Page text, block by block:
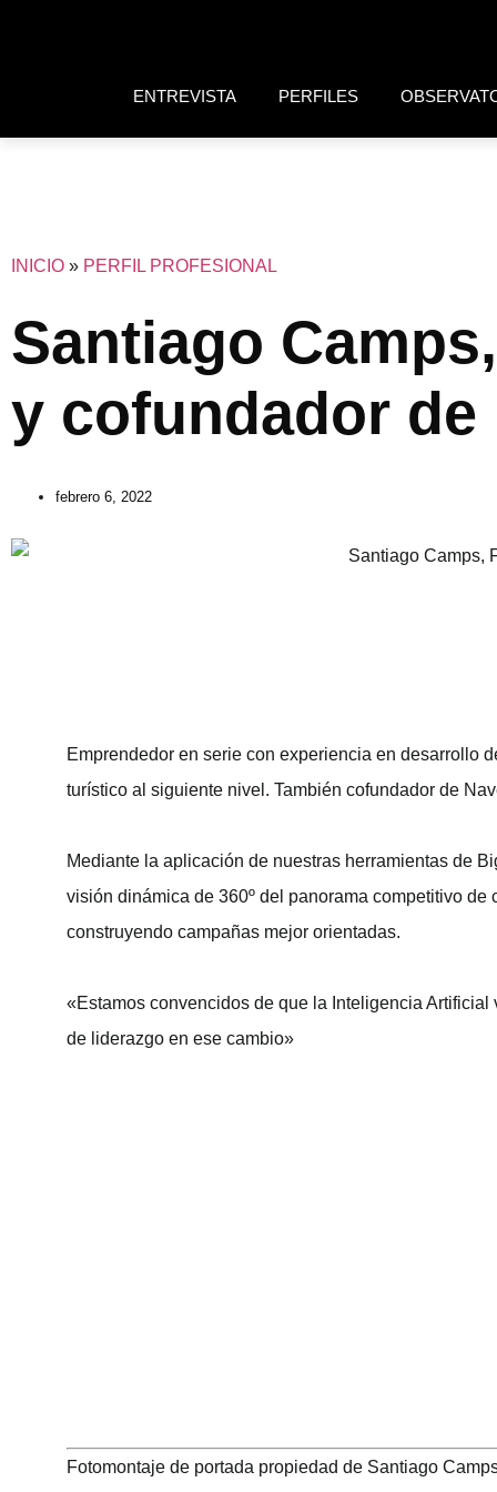
ENTREVISTA PERFILES
INICIO » PERFIL PROFESIONAL
Santiago
y cofundador de
febrero 6, 2022
Emprendedor en serie con experiencia en desarrollo
turístico al siguiente nivel. También cofundador de
Mediante la aplicación de nuestras herramientas de
visión dinámica de 360º del panorama competitivo
construyendo campañas mejor orientadas.
«Estamos convencidos de que la Inteligencia
de liderazgo en ese cambio»
Fotomontaje de portada propiedad de Santiago